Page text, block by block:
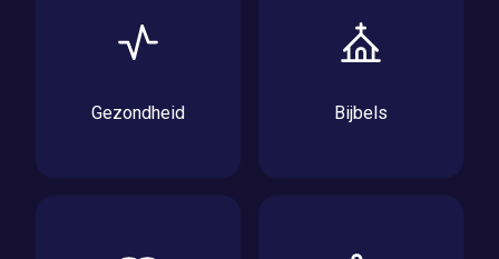
Gezondheid Bijbels